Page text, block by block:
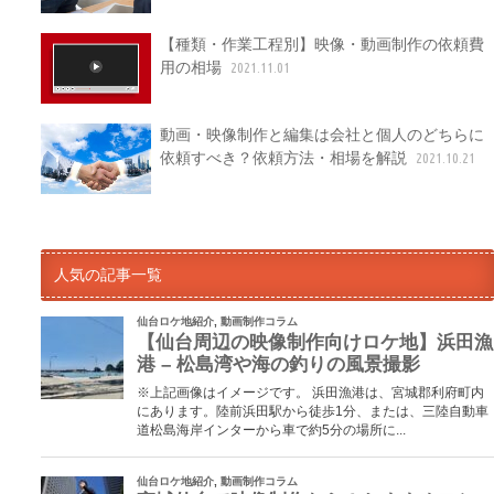
【種類・作業工程別】映像・動画制作の依頼費
用の相場
2021.11.01
動画・映像制作と編集は会社と個人のどちらに
依頼すべき？依頼方法・相場を解説
2021.10.21
人気の記事一覧